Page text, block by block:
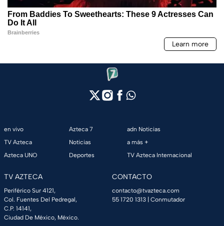
en vivo
TV Azteca
Azteca UNO
Azteca 7
Noticias
Deportes
adn Noticias
a más +
TV Azteca Internacional
TV AZTECA
Periférico Sur 4121,
Col. Fuentes Del Pedregal,
C.P. 14141,
Ciudad De México, México.
CONTACTO
contacto@tvazteca.com
55 1720 1313 | Conmutador